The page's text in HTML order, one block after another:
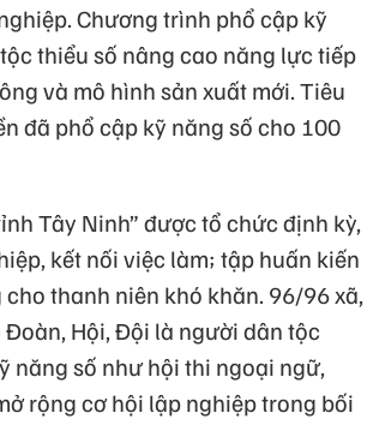
Chương trình phổ cập kỹ
thiểu số nâng cao năng lực tiếp
và mô hình sản xuất mới. Tiêu
đã phổ cập kỹ năng số cho 100
Tây Ninh” được tổ chức định kỳ,
kết nối việc làm; tập huấn kiến
thanh niên khó khăn. 96/96 xã,
Hội, Đội là người dân tộc
năng số như hội thi ngoại ngữ,
rộng cơ hội lập nghiệp trong bối